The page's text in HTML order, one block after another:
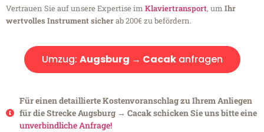
Vertrauen Sie auf unsere Expertise im Klaviertransport, um Ihr
wertvolles Instrument sicherab 200€ zu befördern.
Umzug: Augsburg → Cacakanfragen
Für einen detaillierte Kostenvoranschlag zu Ihrem Anliegen
für die Strecke Augsburg → Cacak schicken Sie uns bitte eine
unverbindliche Anfrage!